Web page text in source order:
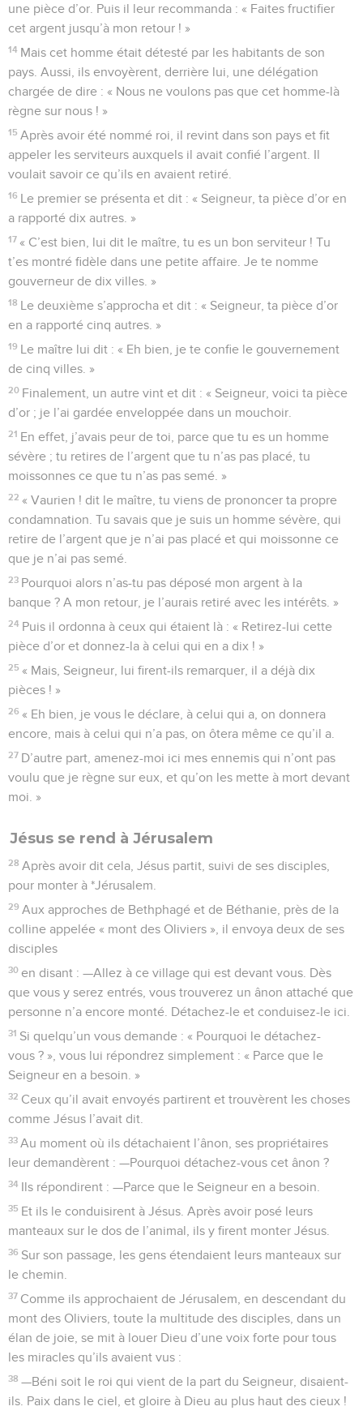
une pièce d’or. Puis il leur recommanda : « Faites fructifier
cet argent jusqu’à mon retour ! »
14 Mais cet homme était détesté par les habitants de son
pays. Aussi, ils envoyèrent, derrière lui, une délégation
chargée de dire : « Nous ne voulons pas que cet homme-là
règne sur nous ! »
15 Après avoir été nommé roi, il revint dans son pays et fit
appeler les serviteurs auxquels il avait confié l’argent. Il
voulait savoir ce qu’ils en avaient retiré.
16 Le premier se présenta et dit : « Seigneur, ta pièce d’or en
a rapporté dix autres. »
17 « C’est bien, lui dit le maître, tu es un bon serviteur ! Tu
t’es montré fidèle dans une petite affaire. Je te nomme
gouverneur de dix villes. »
18 Le deuxième s’approcha et dit : « Seigneur, ta pièce d’or
en a rapporté cinq autres. »
19 Le maître lui dit : « Eh bien, je te confie le gouvernement
de cinq villes. »
20 Finalement, un autre vint et dit : « Seigneur, voici ta pièce
d’or ; je l’ai gardée enveloppée dans un mouchoir.
21 En effet, j’avais peur de toi, parce que tu es un homme
sévère ; tu retires de l’argent que tu n’as pas placé, tu
moissonnes ce que tu n’as pas semé. »
22 « Vaurien ! dit le maître, tu viens de prononcer ta propre
condamnation. Tu savais que je suis un homme sévère, qui
retire de l’argent que je n’ai pas placé et qui moissonne ce
que je n’ai pas semé.
23 Pourquoi alors n’as-tu pas déposé mon argent à la
banque ? A mon retour, je l’aurais retiré avec les intérêts. »
24 Puis il ordonna à ceux qui étaient là : « Retirez-lui cette
pièce d’or et donnez-la à celui qui en a dix ! »
25 « Mais, Seigneur, lui firent-ils remarquer, il a déjà dix
pièces ! »
26 « Eh bien, je vous le déclare, à celui qui a, on donnera
encore, mais à celui qui n’a pas, on ôtera même ce qu’il a.
27 D’autre part, amenez-moi ici mes ennemis qui n’ont pas
voulu que je règne sur eux, et qu’on les mette à mort devant
moi. »
Jésus se rend à Jérusalem
28 Après avoir dit cela, Jésus partit, suivi de ses disciples,
pour monter à *Jérusalem.
29 Aux approches de Bethphagé et de Béthanie, près de la
colline appelée « mont des Oliviers », il envoya deux de ses
disciples
30 en disant : —Allez à ce village qui est devant vous. Dès
que vous y serez entrés, vous trouverez un ânon attaché que
personne n’a encore monté. Détachez-le et conduisez-le ici.
31 Si quelqu’un vous demande : « Pourquoi le détachez-
vous ? », vous lui répondrez simplement : « Parce que le
Seigneur en a besoin. »
32 Ceux qu’il avait envoyés partirent et trouvèrent les choses
comme Jésus l’avait dit.
33 Au moment où ils détachaient l’ânon, ses propriétaires
leur demandèrent : —Pourquoi détachez-vous cet ânon ?
34 Ils répondirent : —Parce que le Seigneur en a besoin.
35 Et ils le conduisirent à Jésus. Après avoir posé leurs
manteaux sur le dos de l’animal, ils y firent monter Jésus.
36 Sur son passage, les gens étendaient leurs manteaux sur
le chemin.
37 Comme ils approchaient de Jérusalem, en descendant du
mont des Oliviers, toute la multitude des disciples, dans un
élan de joie, se mit à louer Dieu d’une voix forte pour tous
les miracles qu’ils avaient vus :
38 —Béni soit le roi qui vient de la part du Seigneur, disaient-
ils. Paix dans le ciel, et gloire à Dieu au plus haut des cieux !